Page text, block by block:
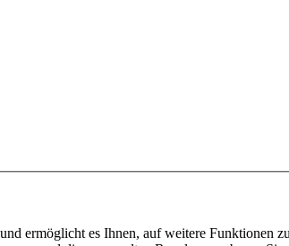
ermöglicht es Ihnen, auf weitere Funktionen